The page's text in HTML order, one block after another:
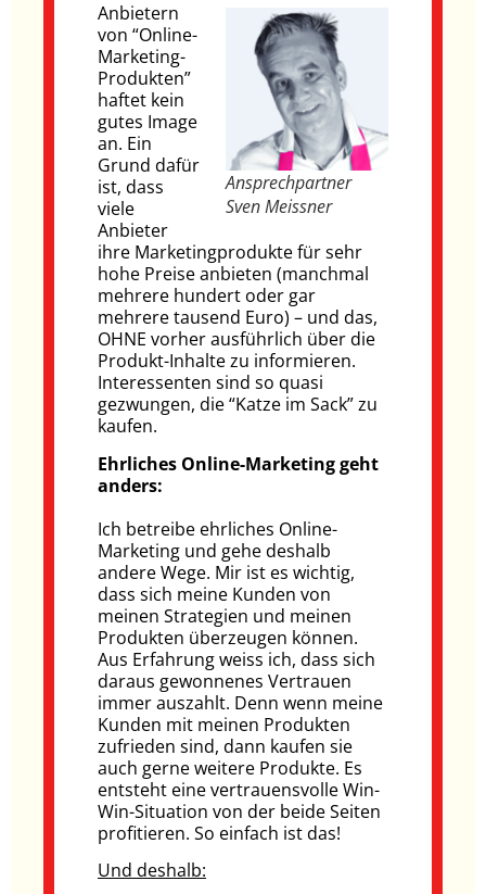
Ansprechpartner
Sven Meissner
Anbietern
von “Online-
Marketing-
Produkten”
haftet kein
gutes Image
an. Ein
Grund dafür
ist, dass
viele
Anbieter
ihre Marketingprodukte für sehr
hohe Preise anbieten (manchmal
mehrere hundert oder gar
mehrere tausend Euro) – und das,
OHNE vorher ausführlich über die
Produkt-Inhalte zu informieren.
Interessenten sind so quasi
gezwungen, die “Katze im Sack” zu
kaufen.
Ehrliches Online-Marketing geht
anders:
Ich betreibe ehrliches Online-
Marketing und gehe deshalb
andere Wege. Mir ist es wichtig,
dass sich meine Kunden von
meinen Strategien und meinen
Produkten überzeugen können.
Aus Erfahrung weiss ich, dass sich
daraus gewonnenes Vertrauen
immer auszahlt. Denn wenn meine
Kunden mit meinen Produkten
zufrieden sind, dann kaufen sie
auch gerne weitere Produkte. Es
entsteht eine vertrauensvolle Win-
Win-Situation von der beide Seiten
profitieren. So einfach ist das!
Und deshalb: